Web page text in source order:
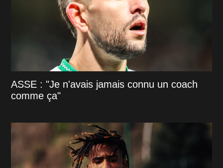
ASSE : "Je n'avais jamais connu un coach
comme ça"